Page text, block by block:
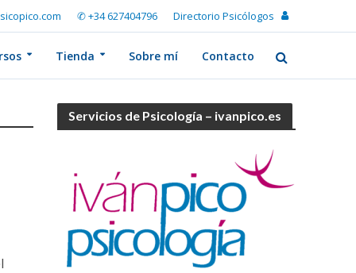
✆ +34 627404796 Directorio Psicólogos
Tienda Sobre mí Contacto
Servicios de Psicología – ivanpico.es